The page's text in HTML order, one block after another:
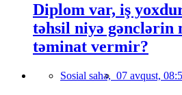
Diplom var, iş
təhsil niyə gənclərin
təminat vermir?
Sosial sahə, 07 avqust,